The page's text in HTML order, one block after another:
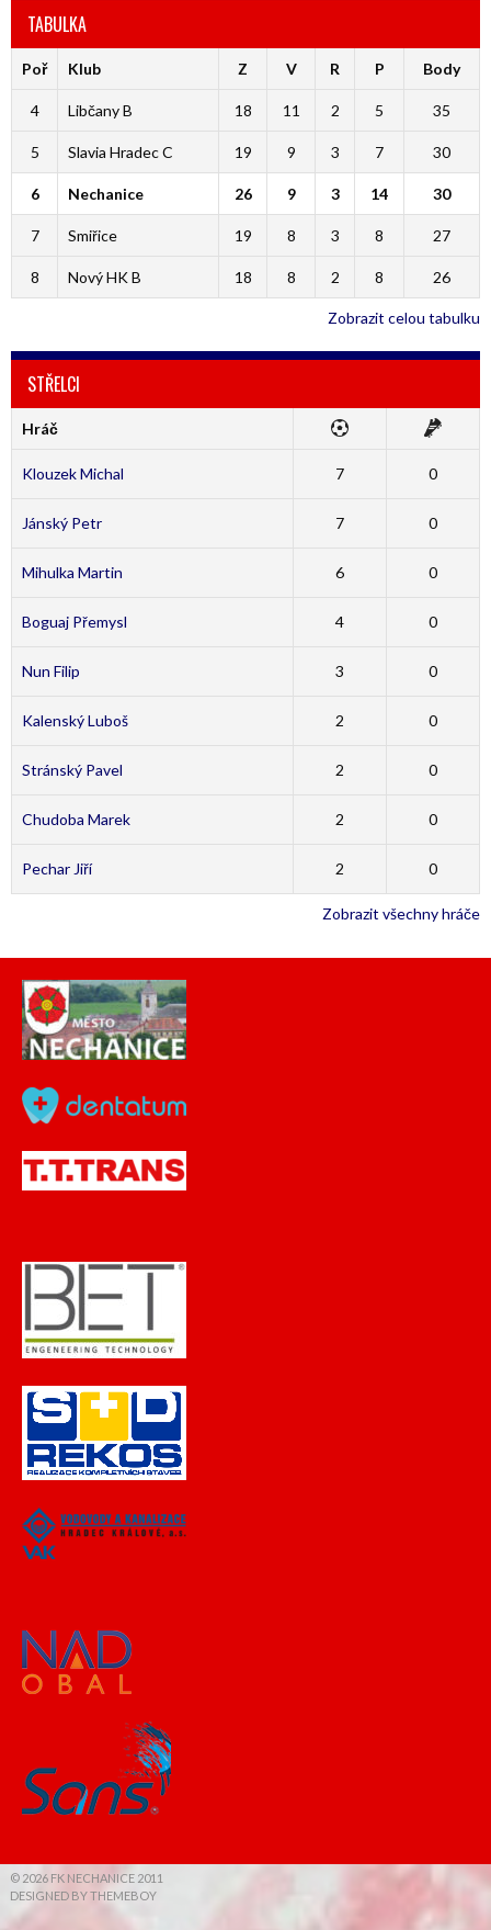
TABULKA
Poř Klub Z V R P Body
4 Libčany B 18 11 2 5 35
5 Slavia Hradec C 19 9 3 7 30
6 Nechanice 26 9 3 14 30
7 Smiřice 19 8 3 8 27
8 Nový HK B 18 8 2 8 26
Zobrazit celou tabulku
STŘELCI
Hráč
Klouzek Michal 7 0
Jánský Petr 7 0
Mihulka Martin 6 0
Boguaj Přemysl 4 0
Nun Filip 3 0
Kalenský Luboš 2 0
Stránský Pavel 2 0
Chudoba Marek 2 0
Pechar Jiří 2 0
Zobrazit všechny hráče
© 2026 FK NECHANICE 2011
DESIGNED BY THEMEBOY